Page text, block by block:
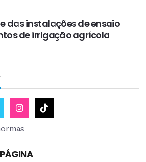
das instalações de ensaio
de irrigação agrícola